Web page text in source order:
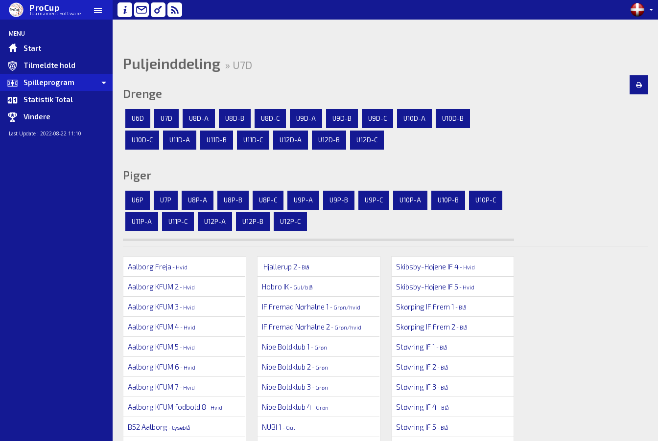
ProCup
Tournament Software
MENU
Start
Tilmeldte hold
Spilleprogram
Statistik Total
Vindere
Last Update : 2022-08-22 11:10
Puljeinddeling » U7D
Drenge
U6D U7D U8D-A U8D-B U8D-C U9D-A U9D-B U9D-C U10D-A U10D-B
U10D-C U11D-A U11D-B U11D-C U12D-A U12D-B U12D-C
Piger
U6P U7P U8P-A U8P-B U8P-C U9P-A U9P-B U9P-C U10P-A U10P-B U10P-C
U11P-A U11P-C U12P-A U12P-B U12P-C
Aalborg Freja - Hvid
Aalborg KFUM 2 - Hvid
Aalborg KFUM 3 - Hvid
Aalborg KFUM 4- Hvid
Aalborg KFUM 5 - Hvid
Aalborg KFUM 6 - Hvid
Aalborg KFUM 7 - Hvid
Aalborg KFUM fodbold:8 - Hvid
B52 Aalborg- Lyseblå
Hjallerup 2 - Blå
Hobro IK- Gul/blå
IF Fremad Nørhalne 1 - Grøn/hvid
IF Fremad Nørhalne 2 - Grøn/hvid
Nibe Boldklub 1 - Grøn
Nibe Boldklub 2 - Grøn
Nibe Boldklub 3 - Grøn
Nibe Boldklub 4- Grøn
NUBI 1 - Gul
Skibsby-Højene IF 4- Hvid
Skibsby-Højene IF 5 - Hvid
Skørping IF Frem 1 - Blå
Skørping IF Frem 2 - Blå
Støvring IF 1 - Blå
Støvring IF 2 - Blå
Støvring IF 3 - Blå
Støvring IF 4- Blå
Støvring IF 5 - Blå